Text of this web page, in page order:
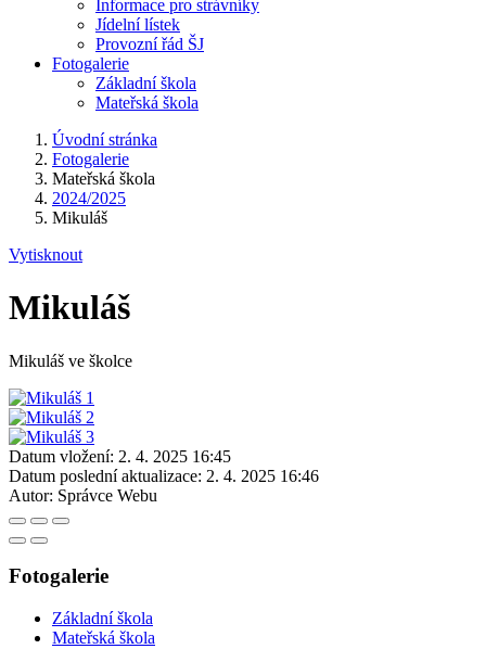
Informace pro strávníky
Jídelní lístek
Provozní řád ŠJ
Fotogalerie
Základní škola
Mateřská škola
Úvodní stránka
Fotogalerie
Mateřská škola
2024/2025
Mikuláš
Vytisknout
Mikuláš
Mikuláš ve školce
Datum vložení: 2. 4. 2025 16:45
Datum poslední aktualizace: 2. 4. 2025 16:46
Autor: Správce Webu
Fotogalerie
Základní škola
Mateřská škola